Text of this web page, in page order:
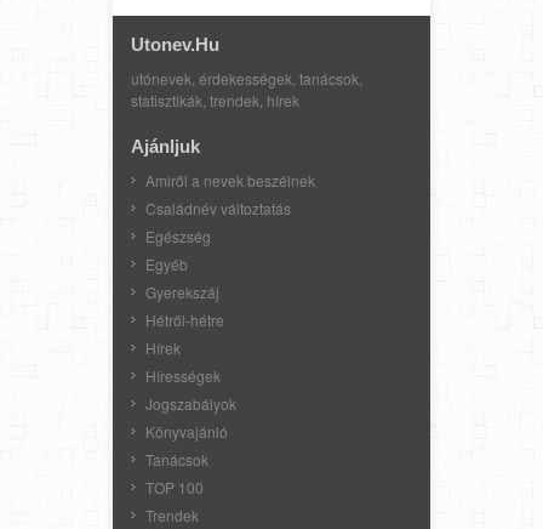
Utonev.hu
utónevek, érdekességek, tanácsok,
statisztikák, trendek, hírek
Ajánljuk
Amiről a nevek beszélnek
Családnév változtatás
Egészség
Egyéb
Gyerekszáj
Hétről-hétre
Hírek
Hírességek
Jogszabályok
Könyvajánló
Tanácsok
TOP 100
Trendek